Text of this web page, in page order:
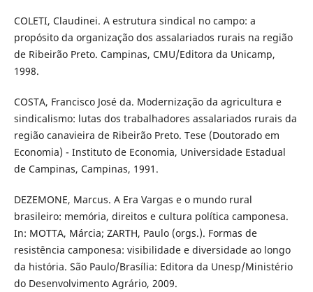
COLETI, Claudinei. A estrutura sindical no campo: a
propósito da organização dos assalariados rurais na região
de Ribeirão Preto. Campinas, CMU/Editora da Unicamp,
1998.
COSTA, Francisco José da. Modernização da agricultura e
sindicalismo: lutas dos trabalhadores assalariados rurais da
região canavieira de Ribeirão Preto. Tese (Doutorado em
Economia) - Instituto de Economia, Universidade Estadual
de Campinas, Campinas, 1991.
DEZEMONE, Marcus. A Era Vargas e o mundo rural
brasileiro: memória, direitos e cultura política camponesa.
In: MOTTA, Márcia; ZARTH, Paulo (orgs.). Formas de
resistência camponesa: visibilidade e diversidade ao longo
da história. São Paulo/Brasília: Editora da Unesp/Ministério
do Desenvolvimento Agrário, 2009.